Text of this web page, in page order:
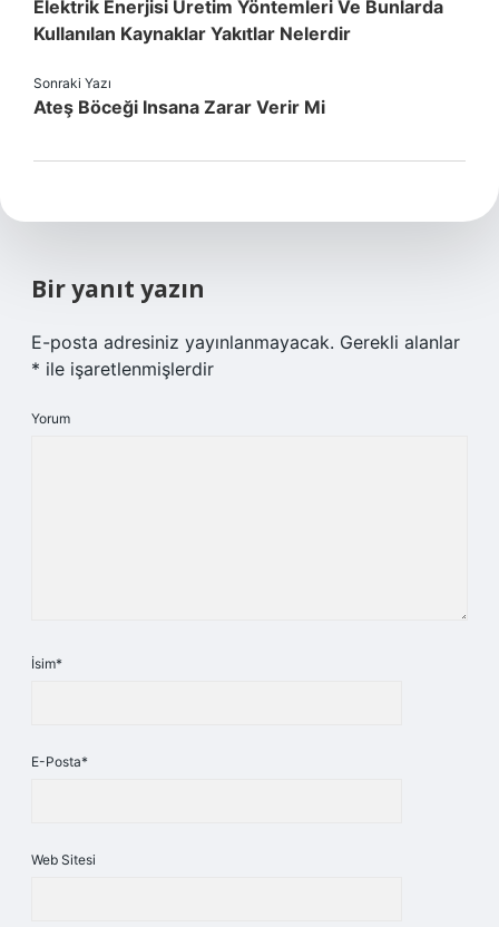
Elektrik Enerjisi Üretim Yöntemleri Ve Bunlarda
Kullanılan Kaynaklar Yakıtlar Nelerdir
Sonraki Yazı
Ateş Böceği Insana Zarar Verir Mi
Bir yanıt yazın
E-posta adresiniz yayınlanmayacak. Gerekli alanlar
* ile işaretlenmişlerdir
Yorum
İsim*
E-Posta*
Web Sitesi